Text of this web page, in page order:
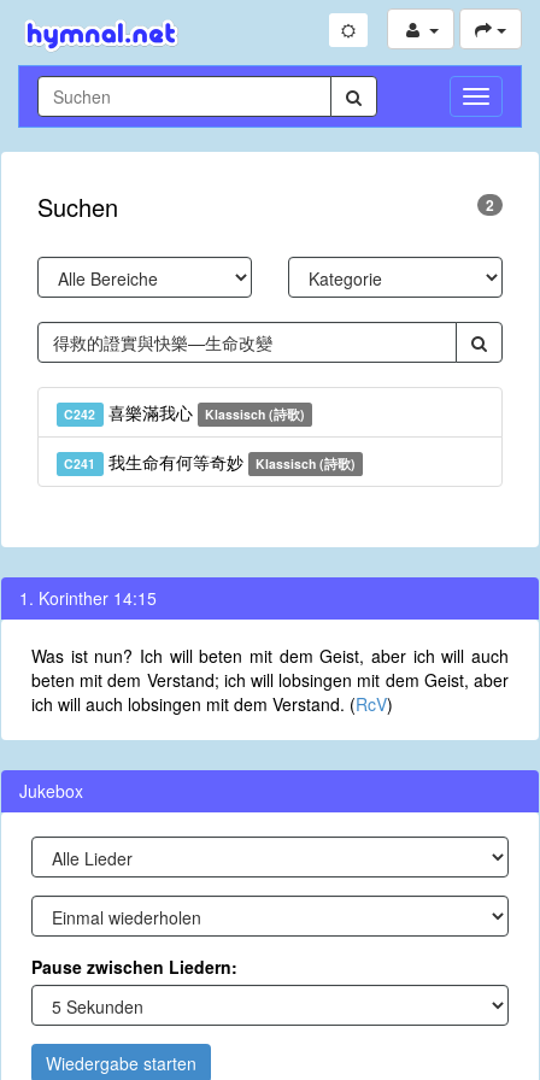
Suchen 2
C242 喜樂滿我心 Klassisch (詩歌)
C241 我生命有何等奇妙 Klassisch (詩歌)
1. Korinther 14:15
Was ist nun? Ich will beten mit dem Geist, aber ich will auch
beten mit dem Verstand; ich will lobsingen mit dem Geist, aber
ich will auch lobsingen mit dem Verstand. (RcV)
Jukebox
Pause zwischen Liedern:
Wiedergabe starten